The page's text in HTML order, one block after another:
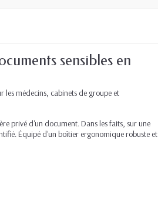
sensibles en
les médecins, cabinets de groupe et
privé d'un document. Dans les faits, sur une
Équipé d'un boîtier ergonomique robuste et